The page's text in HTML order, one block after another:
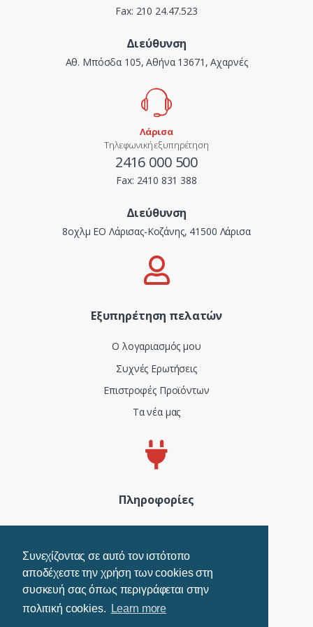
Συνεχίζοντας σε αυτό τον ιστότοπο
αποδέχεστε την χρήση των cookies στη
συσκευή σας όπως περιγράφεται στην
πολιτική cookies.
Learn more
Fax: 210 24.47.523
Διεύθυνση
Αθ. Μπόσδα 105, Αθήνα 13671, Αχαρνές
Λάρισα
Τηλεφωνική εξυπηρέτηση
2416 000 500
Fax: 2410 831 388
Διεύθυνση
8οχλμ ΕΟ Λάρισας-Κοζάνης, 41500 Λάρισα
Εξυπηρέτηση πελατών
Ο λογαριασμός μου
Συχνές Ερωτήσεις
Επιστροφές Προϊόντων
Τα νέα μας
Πληροφορίες
Όροι Χρήσης
Τρόποι Πληρωμής
Πολιτική Cookies